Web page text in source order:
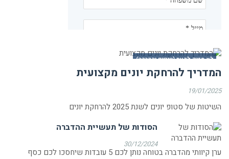
לא מזיק לדעת (טיפים והדרכה)
המדריך להרחקת יונים מקצועית
19/01/2025
השיטות של סטופ יונים לשנת 2025 להרחקת יונים
הסודות של תעשיית ההדברה
30/12/2024
ערן קיוותי מהדברה בטוחה נותן לכם 5 עובדות שיחסכו לכם כסף